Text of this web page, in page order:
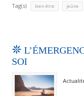
Tag(s) bien-être jeûne
SOI